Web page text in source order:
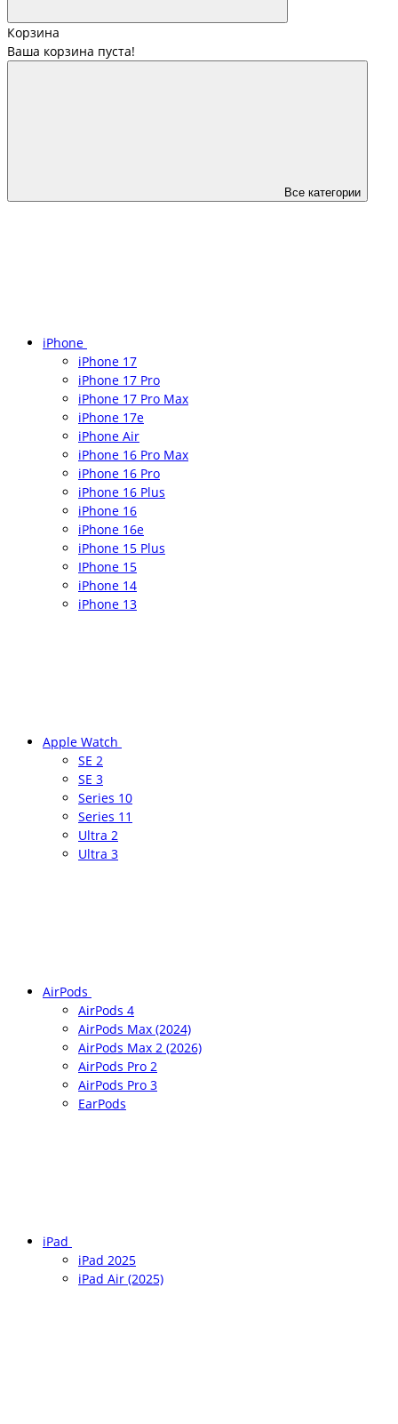
Корзина
Ваша корзина пуста!
Все категории
iPhone
iPhone 17
iPhone 17 Pro
iPhone 17 Pro Max
iPhone 17e
iPhone Air
iPhone 16 Pro Max
iPhone 16 Pro
iPhone 16 Plus
iPhone 16
iPhone 16e
iPhone 15 Plus
IPhone 15
iPhone 14
iPhone 13
Apple Watch
SE 2
SE 3
Series 10
Series 11
Ultra 2
Ultra 3
AirPods
AirPods 4
AirPods Max (2024)
AirPods Max 2 (2026)
AirPods Pro 2
AirPods Pro 3
EarPods
iPad
iPad 2025
iPad Air (2025)